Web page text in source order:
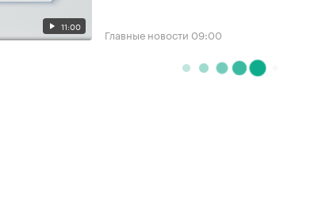
11:00 Главные новости 09:00